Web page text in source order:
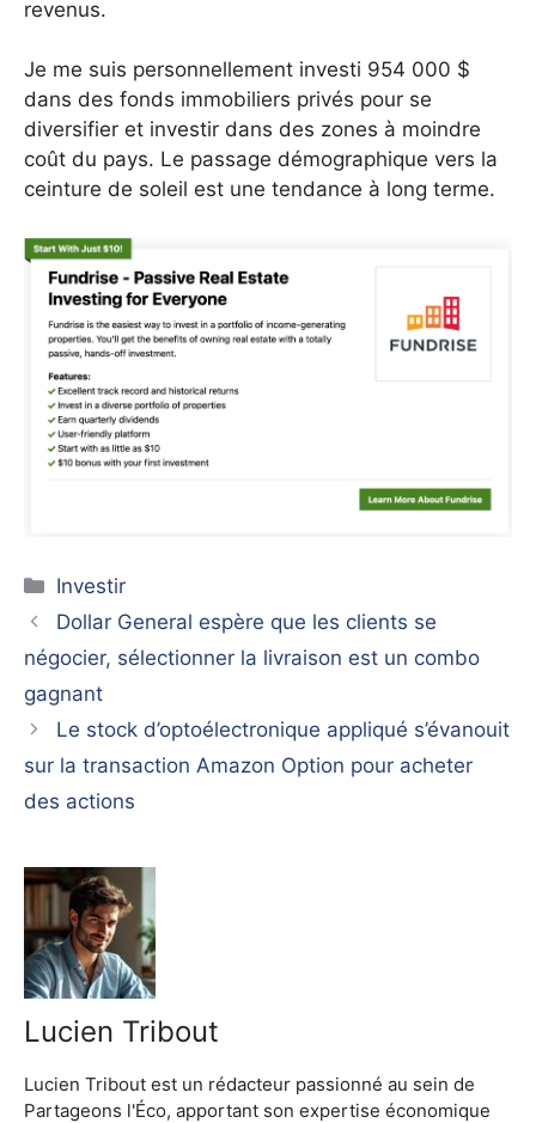
revenus.
Je me suis personnellement investi 954 000 $
dans des fonds immobiliers privés pour se
diversifier et investir dans des zones à moindre
coût du pays. Le passage démographique vers la
ceinture de soleil est une tendance à long terme.
Catégories
Investir
Dollar General espère que les clients se
négocier, sélectionner la livraison est un combo
gagnant
Le stock d’optoélectronique appliqué s’évanouit
sur la transaction Amazon Option pour acheter
des actions
Lucien Tribout
Lucien Tribout est un rédacteur passionné au sein de
Partageons l'Éco, apportant son expertise économique